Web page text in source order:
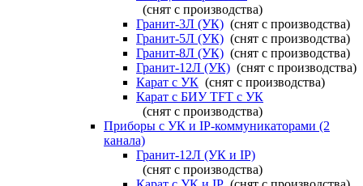
(снят с производства)
Гранит-3Л (УК) (снят с производства)
Гранит-5Л (УК) (снят с производства)
Гранит-8Л (УК) (снят с производства)
Гранит-12Л (УК) (снят с производства)
Карат с УК (снят с производства)
Карат с БИУ TFT с УК
(снят с производства)
Приборы с УК и IP-коммуникаторами (2
канала)
Гранит-12Л (УК и IP)
(снят с производства)